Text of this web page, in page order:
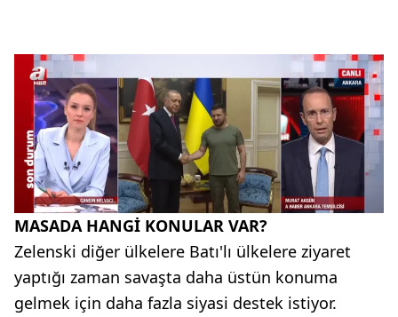
MASADA HANGİ KONULAR VAR?
Zelenski diğer ülkelere Batı'lı ülkelere ziyaret
yaptığı zaman savaşta daha üstün konuma
gelmek için daha fazla siyasi destek istiyor.